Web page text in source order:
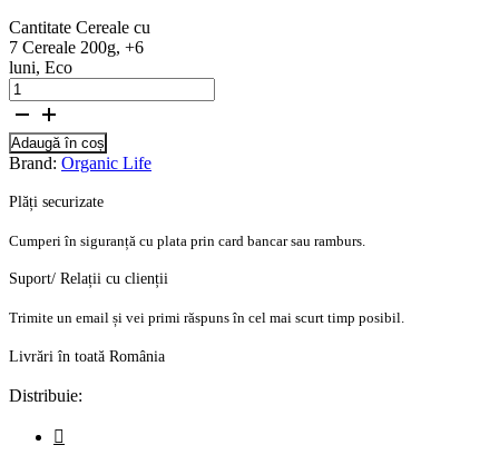
Cantitate Cereale cu
7 Cereale 200g, +6
luni, Eco
Adaugă în coș
Brand: Organic Life
Plăți securizate
Cumperi în siguranță cu plata prin card bancar sau ramburs.
Suport/ Relații cu clienții
Trimite un email și vei primi răspuns în cel mai scurt timp posibil.
Livrări în toată România
Distribuie: